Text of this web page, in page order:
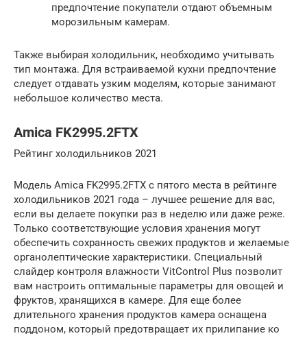
предпочтение покупатели отдают объемным
морозильным камерам.
Также выбирая холодильник, необходимо учитывать
тип монтажа. Для встраиваемой кухни предпочтение
следует отдавать узким моделям, которые занимают
небольшое количество места.
Amica FK2995.2FTX
Рейтинг холодильников 2021
Модель Amica FK2995.2FTX с пятого места в рейтинге
холодильников 2021 года – лучшее решение для вас,
если вы делаете покупки раз в неделю или даже реже.
Только соответствующие условия хранения могут
обеспечить сохранность свежих продуктов и желаемые
органолептические характеристики. Специальный
слайдер контроля влажности VitControl Plus позволит
вам настроить оптимальные параметры для овощей и
фруктов, хранящихся в камере. Для еще более
длительного хранения продуктов камера оснащена
поддоном, который предотвращает их прилипание ко